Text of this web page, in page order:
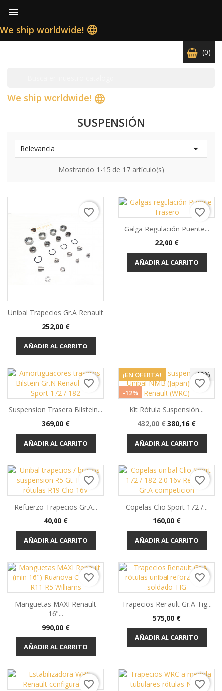

We ship worldwide! language
(0)
We ship worldwide! language
SUSPENSIÓN
Relevancia 
Mostrando 1-15 de 17 artículo(s)
Unibal Trapecios Gr.A Renault
Precio
252,00 €
AÑADIR AL CARRITO
favorite_border
Galga Regulación Puente...
Precio
22,00 €
AÑADIR AL CARRITO
favorite_border
Suspension Trasera Bilstein...
Precio
369,00 €
AÑADIR AL CARRITO
favorite_border
-12%
¡EN OFERTA!
-12%
OUT-OF-STOCK
Kit Rótula Suspensión...
Precio
base
432,00 € Precio
380,16 €
AÑADIR AL CARRITO
favorite_border
Refuerzo Trapecios Gr.A...
Precio
40,00 €
AÑADIR AL CARRITO
favorite_border
Copelas Clio Sport 172 /...
Precio
160,00 €
AÑADIR AL CARRITO
favorite_border
Manguetas MAXI Renault
16"...
Precio
990,00 €
AÑADIR AL CARRITO
favorite_border
Trapecios Renault Gr.A Tig...
Precio
575,00 €
AÑADIR AL CARRITO
favorite_border
favorite_border favorite_border